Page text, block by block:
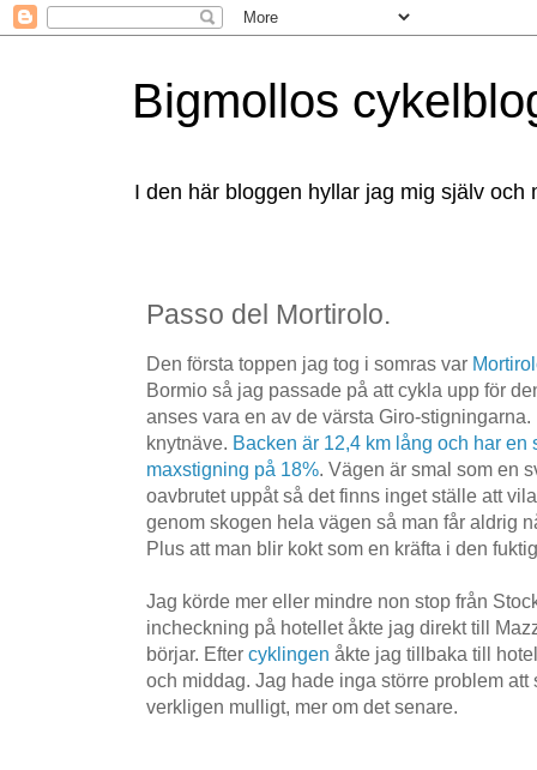
Bigmollos
I den här bloggen hyllar jag mig själv
Passo del Mortirolo.
Den första toppen jag tog i somras var
Bormio så jag passade på att cykla upp för
anses vara en av de värsta Giro-
knytnäve. Backen är 12,4 km lång och har en
maxstigning på 18%. Vägen är smal som en
oavbrutet uppåt så det finns inget ställe att
genom skogen hela vägen så man får aldrig
Plus att man blir kokt som en kräfta i den
Jag körde mer eller mindre non stop från
incheckning på hotellet åkte jag direkt till
börjar. Efter cyklingen åkte jag tillbaka till
och middag. Jag hade inga större problem
verkligen mulligt, mer om det senare.